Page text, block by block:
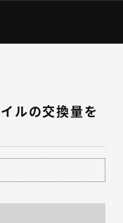
ルの交換量を